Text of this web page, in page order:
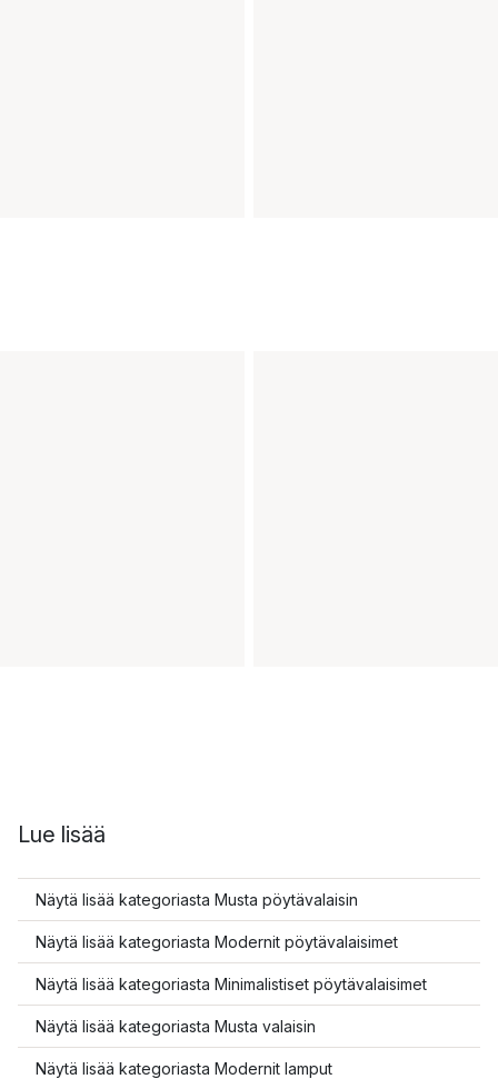
Lue lisää
Näytä lisää kategoriasta Musta pöytävalaisin
Näytä lisää kategoriasta Modernit pöytävalaisimet
Näytä lisää kategoriasta Minimalistiset pöytävalaisimet
Näytä lisää kategoriasta Musta valaisin
Näytä lisää kategoriasta Modernit lamput